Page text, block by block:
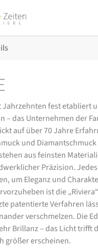
Jahrzehnten fest etabliert
– das Unternehmen der
auf über 70 Jahre
und
aus feinsten
Präzision.
um Eleganz und
ist die
patentierte Verfahren
verschmelzen. Die
Brillanz – das Licht trifft
größer erscheinen.